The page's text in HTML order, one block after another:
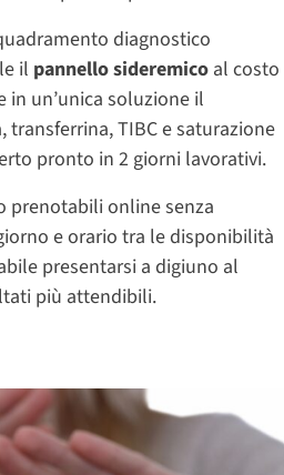
diagnostico
il pannello sideremico al costo
in un’unica soluzione il
transferrina, TIBC e saturazione
pronto in 2 giorni lavorativi.
prenotabili online senza
e orario tra le disponibilità
presentarsi a digiuno al
più attendibili.